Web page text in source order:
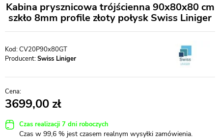
Kabina prysznicowa trójścienna 90x80x80 cm
szkło 8mm profile złoty połysk Swiss Liniger
CV20P90x80GT
Producent:Swiss Liniger
3699,00
Czas realizacji 7 dni roboczych
Czas w 99,6 % jest czasem realnym wysyłki zamówienia.